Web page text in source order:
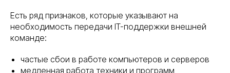
Есть ряд признаков, которые указывают на
необходимость передачи IT-поддержки внешней
команде:
частые сбои в работе компьютеров и серверов
медленная работа техники и программ